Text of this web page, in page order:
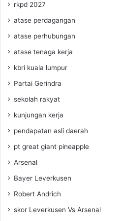
rkpd 2027
atase perdagangan
atase perhubungan
atase tenaga kerja
kbri kuala lumpur
Partai Gerindra
sekolah rakyat
kunjungan kerja
pendapatan asli daerah
pt great giant pineapple
Arsenal
Bayer Leverkusen
Robert Andrich
skor Leverkusen Vs Arsenal